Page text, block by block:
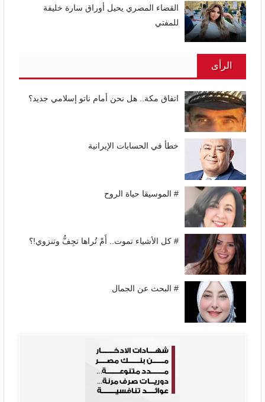
القضاء المصري يحيل أوراق سارة خليفة
للمفتي
الرأى
اتفاق مكة.. هل نحن أمام ناتو إسلامي جديد؟
خطأ في الحسابات الإيرانية
# الموسيقا حياة الروح
# كل الأشياء تموت.. أَمْ تُراها تجِفُّ وتنزوي!؟
# البحث عن الجمال